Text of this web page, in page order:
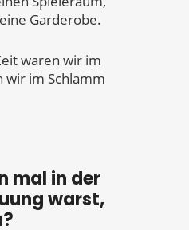
Garderobe.
waren wir im
wir im Schlamm
mal in der
warst,